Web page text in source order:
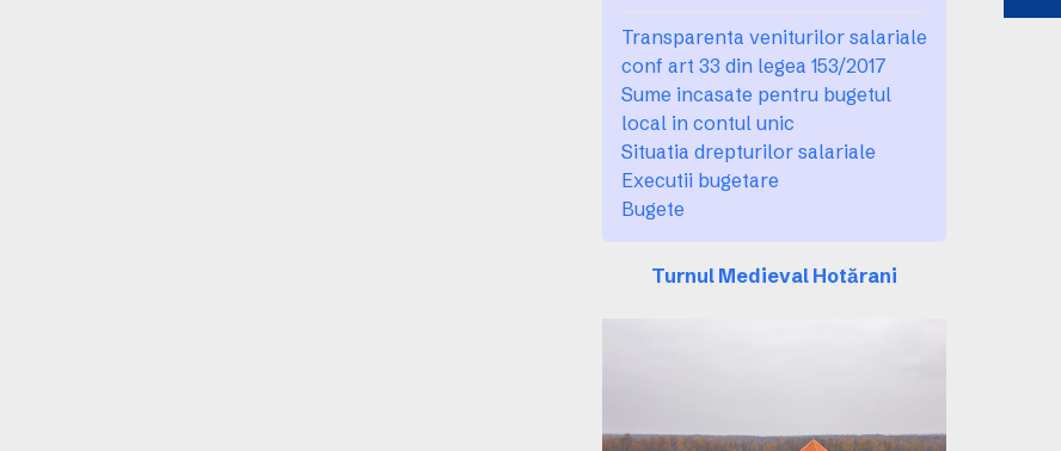
Transparenta veniturilor salariale
conf art 33 din legea 153/2017
Sume incasate pentru bugetul
local in contul unic
Situatia drepturilor salariale
Executii bugetare
Bugete
Turnul Medieval Hotărani